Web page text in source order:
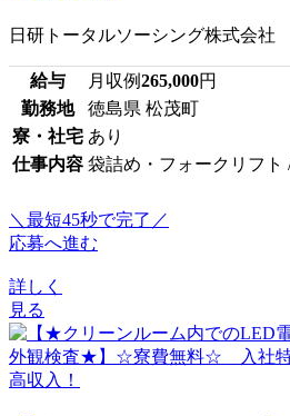
日研トータルソーシング株式会社
給与 月収例265,000円
勤務地
徳島県 松茂町
寮・社宅 あり
仕事内容 袋詰め・フォークリフト
＼最短45秒で完了／
応募へ進む
詳しく
見る